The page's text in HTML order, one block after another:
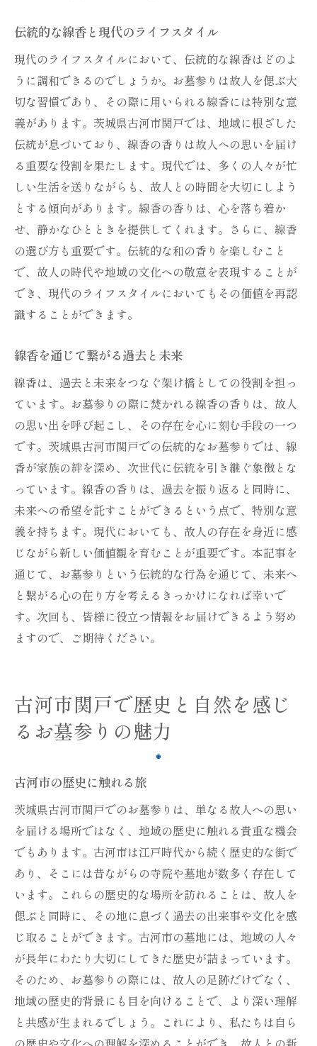
伝統的な線香と現代のライフスタイル
現代のライフスタイルにおいて、伝統的な線香はどのよ
うに調和できるのでしょうか。お墓参りは故人を偲ぶ大
切な習慣であり、その際に用いられる線香には特別な意
義があります。茨城県古河市関戸では、地域に根ざした
伝統が息づいており、線香の香りは故人への思いを届け
る重要な役割を果たします。現代では、多くの人々が忙
しい生活を送りながらも、故人との時間を大切にしよう
とする傾向があります。線香の香りは、心を落ち着か
せ、静かなひとときを提供してくれます。さらに、線香
の選び方も重要です。伝統的な和の香りを楽しむこと
で、故人の時代や地域の文化への敬意を表現することが
でき、現代のライフスタイルにおいてもその価値を再認
識することができます。
線香を通じて繋がる過去と未来
線香は、過去と未来をつなぐ架け橋としての役割を担っ
ています。お墓参りの際に焚かれる線香の香りは、故人
の思い出を呼び起こし、その存在を心に刻む手段の一つ
です。茨城県古河市関戸での伝統的なお墓参りでは、線
香が家族の絆を深め、次世代に伝統を引き継ぐ象徴とな
っています。線香の香りは、過去を振り返ると同時に、
未来への希望を託すことができるという点で、特別な意
義を持ちます。現代においても、故人の存在を身近に感
じながら新しい価値観を育むことが重要です。本記事を
通じて、お墓参りという伝統的な行為を通じて、未来へ
と繋がる心の在り方を考えるきっかけになれば幸いで
す。次回も、皆様に役立つ情報をお届けできるよう努め
ますので、ご期待ください。
古河市関戸で歴史と自然を感じ
るお墓参りの魅力
古河市の歴史に触れる旅
茨城県古河市関戸でのお墓参りは、単なる故人への思い
を届ける場所ではなく、地域の歴史に触れる貴重な機会
でもあります。古河市は江戸時代から続く歴史的な街で
あり、そこには昔ながらの寺院や墓地が数多く存在して
います。これらの歴史的な場所を訪れることは、故人を
偲ぶと同時に、その地に息づく過去の出来事や文化を感
じ取ることができます。古河市の墓地には、地域の人々
が長年にわたり大切にしてきた歴史が詰まっています。
そのため、お墓参りの際には、故人の足跡だけでなく、
地域の歴史的背景にも目を向けることで、より深い理解
と共感が生まれるでしょう。これにより、私たちは自ら